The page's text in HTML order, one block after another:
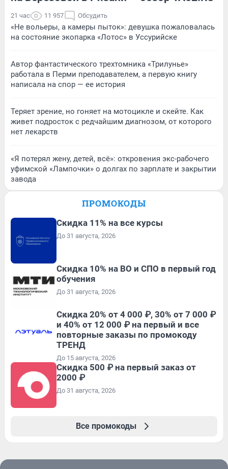
21 час 11 957 Обсудить
«Не вольеры, а камеры пыток»: девушка пожаловалась
на состояние экопарка «Лотос» в Уссурийске
Автор фантастического трехтомника «Трилунье»
работала в Перми преподавателем, а первую книгу
написала на спор — ее история
Теряет зрение, но гоняет на мотоцикле и скейте. Как
живет подросток с редчайшим диагнозом, от которого
нет лекарств
«Я потерял жену, детей, всё»: откровения экс-рабочего
уфимской «Лампочки» о долгах по зарплате и закрытии
завода
ПРОМОКОДЫ
Скидка 11% на все курсы
До 31 августа, 2026
Скидка 10% на ВО и СПО в первый год
обучения
До 31 августа, 2026
Скидка 20% от 4 000 ₽, 30% от 7 000 ₽
и 40% от 12 000 ₽ на первый и все
повторные заказы по промокоду
ТРЕНД
До 15 августа, 2026
Скидка 500 ₽ на первый заказ от
2000 ₽
До 31 августа, 2026
Все промокоды